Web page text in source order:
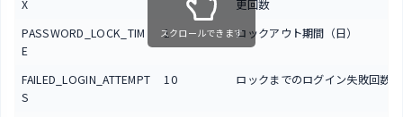
X
更回数
PASSWORD_LOCK_TIM
E
1 ロックアウト期間（日）
FAILED_LOGIN_ATTEMPT
S
10 ロックまでのログイン失敗回数
スクロールできます